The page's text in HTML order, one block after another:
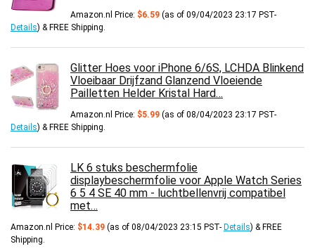
Amazon.nl Price: $6.59 (as of 09/04/2023 23:17 PST-
Details) & FREE Shipping.
Glitter Hoes voor iPhone 6/6S, LCHDA Blinkend
Vloeibaar Drijfzand Glanzend Vloeiende
Pailletten Helder Kristal Hard…
Amazon.nl Price: $5.99 (as of 08/04/2023 23:17 PST-
Details) & FREE Shipping.
LK 6 stuks beschermfolie
displaybeschermfolie voor Apple Watch Series
6 5 4 SE 40 mm - luchtbellenvrij compatibel
met…
Amazon.nl Price: $14.39 (as of 08/04/2023 23:15 PST- Details) & FREE
Shipping.